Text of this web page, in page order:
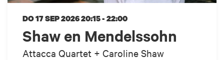
Shaw en Mendelssohn
Attacca Quartet + Caroline Shaw
DO 17 SEP 202620:15 - 22:00